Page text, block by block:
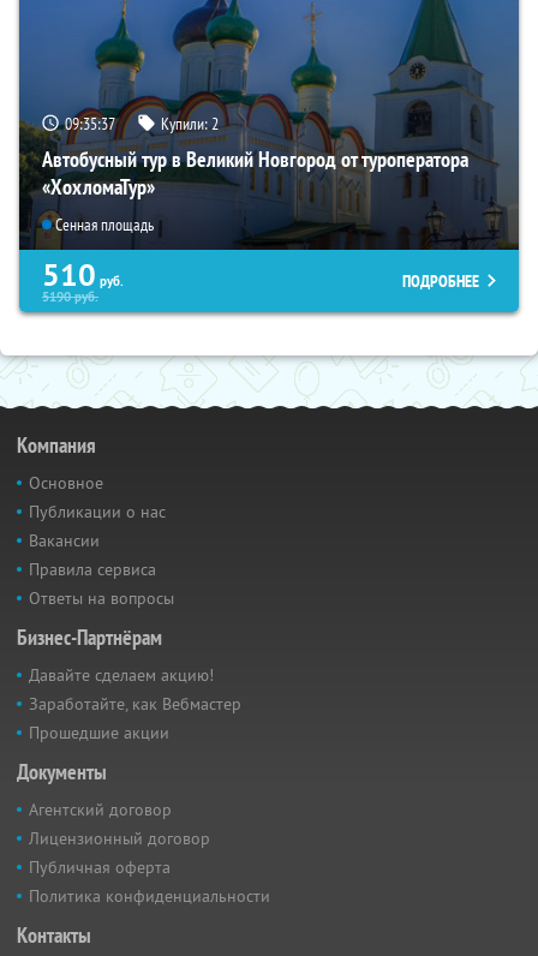
09:35:36 Купили:2
Автобусный тур в Великий Новгород от туроператора
«ХохломаТур»
Сенная площадь
510 руб.
5190руб.
ПОДРОБНЕЕ
Компания
Основное
Публикации о нас
Вакансии
Правила сервиса
Ответы на вопросы
Бизнес-Партнёрам
Давайте сделаем акцию!
Заработайте, как Вебмастер
Прошедшие акции
Документы
Агентский договор
Лицензионный договор
Публичная оферта
Политика конфиденциальности
Контакты